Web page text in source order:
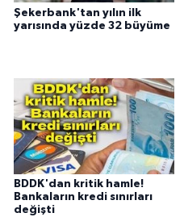
Şekerbank'tan yılın ilk
yarısında yüzde 32 büyüme
BDDK'dan kritik hamle!
Bankaların kredi sınırları
değişti